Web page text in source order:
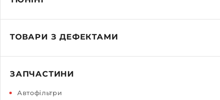
ТОВАРИ З ДЕФЕКТАМИ
ЗАПЧАСТИНИ
Автофільтри